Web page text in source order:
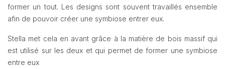
former un tout. Les designs sont souvent travaillés ensemble
afin de pouvoir créer une symbiose entrer eux.
Stella met cela en avant grâce à la matière de bois massif qui
est utilisé sur les deux et qui permet de former une symbiose
entre eux